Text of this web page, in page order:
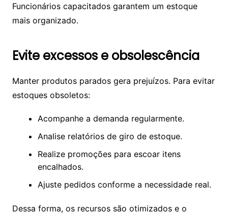
Funcionários capacitados garantem um estoque
mais organizado.
Evite excessos e obsolescência
Manter produtos parados gera prejuízos. Para evitar
estoques obsoletos:
Acompanhe a demanda regularmente.
Analise relatórios de giro de estoque.
Realize promoções para escoar itens
encalhados.
Ajuste pedidos conforme a necessidade real.
Dessa forma, os recursos são otimizados e o